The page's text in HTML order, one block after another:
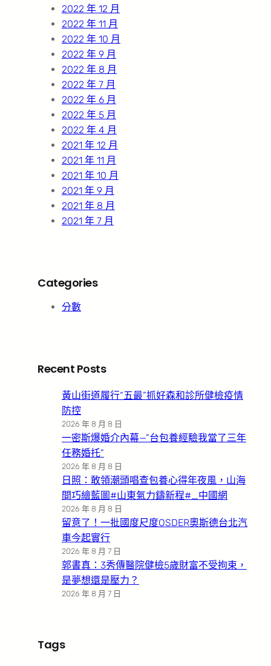
2022 年 12 月
2022 年 11 月
2022 年 10 月
2022 年 9 月
2022 年 8 月
2022 年 7 月
2022 年 6 月
2022 年 5 月
2022 年 4 月
2021 年 12 月
2021 年 11 月
2021 年 10 月
2021 年 9 月
2021 年 8 月
2021 年 7 月
Categories
分數
Recent Posts
黃山街道履行“五最”抓好森和診所健檢疫情
防控
2026 年 8 月 8 日
一密斯爆婚介內幕—”台包養經驗我當了三年
任務婚托”
2026 年 8 月 8 日
日照：敢領潮頭唱查包養心得年夜風，山海
間巧繪藍圖#山東氣力鑄新程#_中國網
2026 年 8 月 8 日
留意了！一批國度尺度OSDER奧斯德台北汽
車今起實行
2026 年 8 月 7 日
郭書真：3秀傳醫院健檢5歲財富不受拘束，
是夢想還是壓力？
2026 年 8 月 7 日
Tags